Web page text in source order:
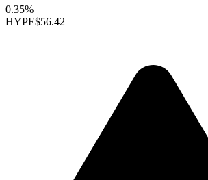
0.35%
HYPE$56.42